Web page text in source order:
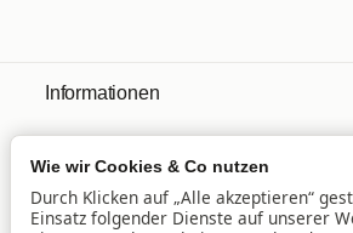
Informationen
Mehr über
Wie wir Cookies & Co nutzen
Durch Klicken auf „Alle akzeptieren“
Einsatz folgender Dienste auf unserer